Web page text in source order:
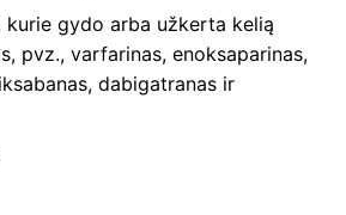
kurie gydo arba užkerta kelią
pvz., varfarinas, enoksaparinas,
dabigatranas ir